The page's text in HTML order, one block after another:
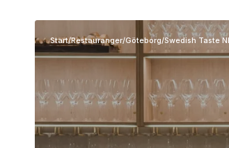
Start/Restauranger/Göteborg/Swedish Taste